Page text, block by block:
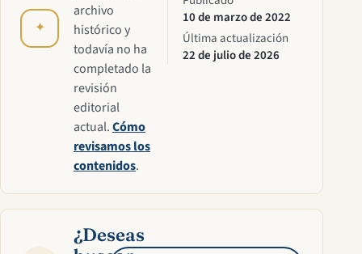
✦
archivo
histórico y
todavía no ha
completado la
revisión
editorial
actual.Cómo
revisamos los
contenidos.
10 de marzo de 2022
Última actualización
22 de julio de 2026
¿Deseas